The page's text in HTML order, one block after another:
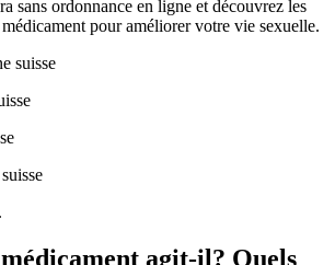
sans ordonnance en ligne et découvrez les
pour améliorer votre vie sexuelle.
suisse
agit-il? Quels